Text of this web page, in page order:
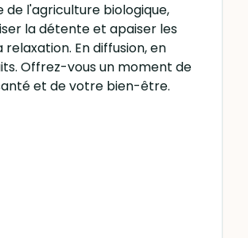
de l'agriculture biologique,
la détente et apaiser les
En diffusion, en
Offrez-vous un moment de
et de votre bien-être.